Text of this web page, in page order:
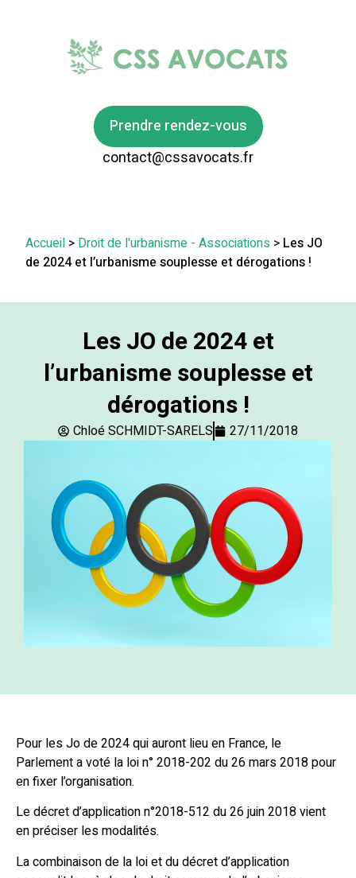
Prendre rendez-vous
contact@cssavocats.fr
Accueil > Droit de l'urbanisme - Associations > Les JO
de 2024 et l’urbanisme souplesse et dérogations !
Les JO de 2024 et
l’urbanisme souplesse et
dérogations !
Chloé SCHMIDT-SARELS 27/11/2018
Pour les Jo de 2024 qui auront lieu en France, le
Parlement a voté la loi n° 2018-202 du 26 mars 2018 pour
en fixer l’organisation.
Le décret d’application n°2018-512 du 26 juin 2018 vient
en préciser les modalités.
La combinaison de la loi et du décret d’application